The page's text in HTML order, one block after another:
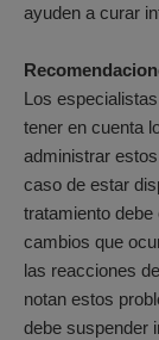
ayuden a curar
Los
tener en cuenta
administrar
caso de estar
tratamiento
cambios que
las reacciones
notan estos
debe suspender